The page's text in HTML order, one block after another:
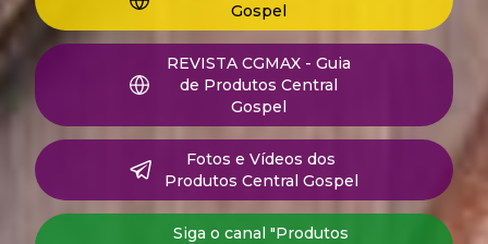
Gospel
REVISTA CGMAX - Guia
de Produtos Central
Gospel
Fotos e Vídeos dos
Produtos Central Gospel
‎Siga o canal "Produtos